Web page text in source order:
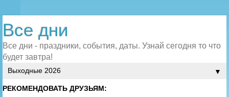
Все дни
Все дни - праздники, события, даты. Узнай сегодня то что
будет завтра!
▼
РЕКОМЕНДОВАТЬ ДРУЗЬЯМ: